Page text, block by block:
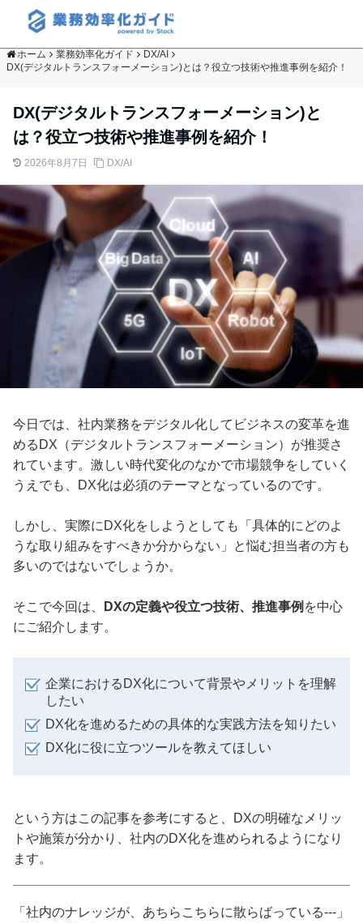
ホーム 業務効率化ガイド
DX/AI
DX(デジタルトランスフォーメーション)とは？役立つ技術や推進事例を紹介！
DX(デジタルトランスフォーメーション)と
は？役立つ技術や推進事例を紹介！
2026年8月7日 DX/AI
今日では、社内業務をデジタル化してビジネスの変革を進
めるDX（デジタルトランスフォーメーション）が推奨さ
れています。激しい時代変化のなかで市場競争をしていく
うえでも、DX化は必須のテーマとなっているのです。
しかし、実際にDX化をしようとしても「具体的にどのよ
うな取り組みをすべきか分からない」と悩む担当者の方も
多いのではないでしょうか。
そこで今回は、 DXの定義や役立つ技術、推進事例 を中心
にご紹介します。
企業におけるDX化について背景やメリットを理解
したい
DX化を進めるための具体的な実践方法を知りたい
DX化に役に立つツールを教えてほしい
という方はこの記事を参考にすると、DXの明確なメリッ
トや施策が分かり、社内のDX化を進められるようになり
ます。
「社内のナレッジが、あちらこちらに散らばっている---」